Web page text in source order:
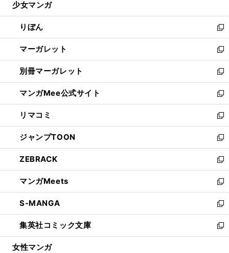
開
く
ウ
で
開
く
ン
ド
ウ
で
開
く
ウ
ィ
ン
ド
ウ
で
開
く
少女マンガ
りぼん
新
し
い
ウ
ィ
ン
ド
ウ
で
開
く
マーガレット
新
し
い
ウ
ィ
ン
ド
ウ
で
開
く
別冊マーガレット
新
し
い
ウ
ィ
ン
ド
ウ
で
開
く
マンガMee公式サイト
新
し
い
ウ
ィ
ン
ド
ウ
で
開
く
リマコミ
新
し
い
ウ
ィ
ン
ド
ウ
で
開
く
ジャンプTOON
新
し
い
ウ
ィ
ン
ド
ウ
で
開
ZEBRACK
新
し
い
ウ
ィ
ン
ド
ウ
マンガMeets
新
し
い
ウ
ィ
ン
S-MANGA
新
し
い
ウ
集英社コミック文庫
新
し
女性マンガ